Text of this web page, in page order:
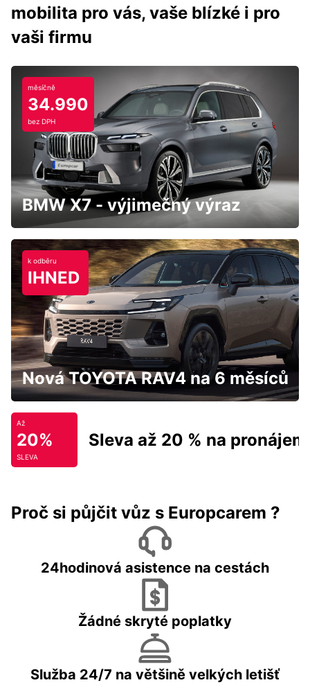
mobilita pro vás, vaše blízké i pro
vaši firmu
měsíčně
34.990
bez DPH
BMW X7 - výjimečný výraz
k odběru
IHNED
Nová TOYOTA RAV4 na 6 měsíců
Až
20%
SLEVA
Sleva až 20 % na pronájem
Proč si půjčit vůz s Europcarem ?
24hodinová asistence na cestách
Žádné skryté poplatky
Služba 24/7 na většině velkých letišť